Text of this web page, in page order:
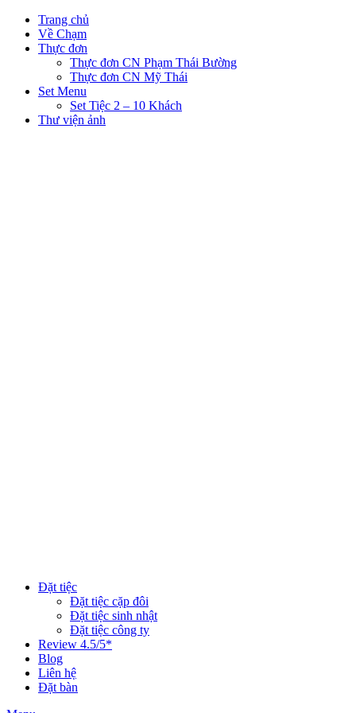
Trang chủ
Về Chạm
Thực đơn
Thực đơn CN Phạm Thái Bường
Thực đơn CN Mỹ Thái
Set Menu
Set Tiệc 2 – 10 Khách
Thư viện ảnh
Đặt tiệc
Đặt tiệc cặp đôi
Đặt tiệc sinh nhật
Đặt tiệc công ty
Review 4.5/5*
Blog
Liên hệ
Đặt bàn